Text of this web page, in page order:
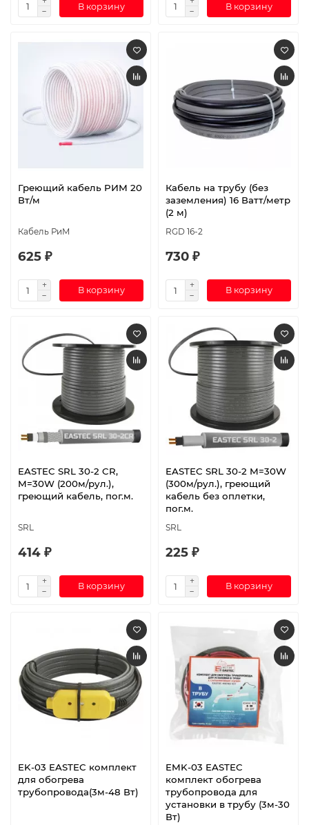
В корзину В корзину
Греющий кабель РИМ 20
Вт/м
Кабель РиМ
625 ₽
В корзину
Кабель на трубу (без
заземления) 16 Ватт/метр
(2 м)
RGD 16-2
730 ₽
В корзину
EASTEC SRL 30-2 CR,
M=30W (200м/рул.),
греющий кабель, пог.м.
SRL
414 ₽
В корзину
EASTEC SRL 30-2 M=30W
(300м/рул.), греющий
кабель без оплетки,
пог.м.
SRL
225 ₽
В корзину
EK-03 EASTEC комплект
для обогрева
трубопровода(3м-48 Вт)
EMK-03 EASTEC
комплект обогрева
трубопровода для
установки в трубу (3м-30
Вт)